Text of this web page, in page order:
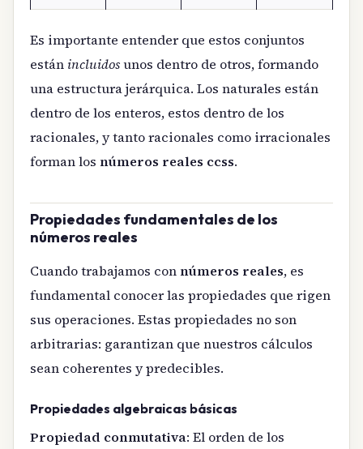
Es importante entender que estos conjuntos
están incluidosunos dentro de otros, formando
una estructura jerárquica. Los naturales están
dentro de los enteros, estos dentro de los
racionales, y tanto racionales como irracionales
forman los números reales ccss.
Propiedades fundamentales de los
números reales
Cuando trabajamos connúmeros reales, es
fundamental conocer las propiedades que rigen
sus operaciones. Estas propiedades no son
arbitrarias: garantizan que nuestros cálculos
sean coherentes y predecibles.
Propiedades algebraicas básicas
Propiedad conmutativa: El orden de los